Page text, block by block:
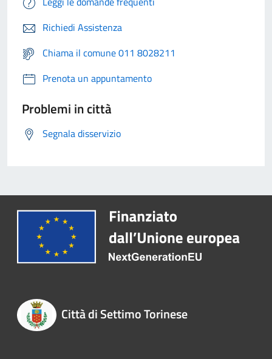
Richiedi Assistenza
Chiama il comune 011 8028211
Prenota un appuntamento
Problemi in città
Segnala disservizio
Città di Settimo Torinese